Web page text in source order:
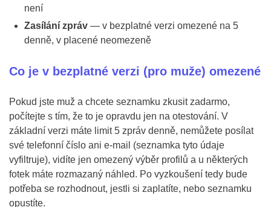
není
Zasílání zpráv — v bezplatné verzi omezené na 5
denně, v placené neomezeně
Co je v bezplatné verzi (pro muže) omezené
Pokud jste muž a chcete seznamku zkusit zadarmo,
počítejte s tím, že to je opravdu jen na otestování. V
základní verzi máte limit 5 zpráv denně, nemůžete posílat
své telefonní číslo ani e-mail (seznamka tyto údaje
vyfiltruje), vidíte jen omezený výběr profilů a u některých
fotek máte rozmazaný náhled. Po vyzkoušení tedy bude
potřeba se rozhodnout, jestli si zaplatíte, nebo seznamku
opustíte.